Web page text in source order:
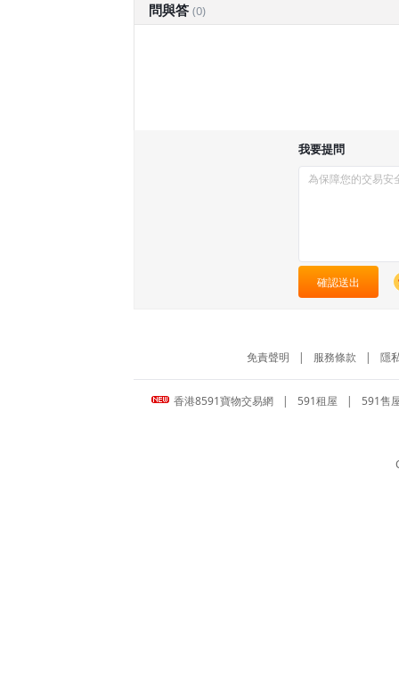
問與答 (0)
我要提問
確認送出
免責聲明 | 服務條款 | 隱
香港8591寶物交易網 | 591租屋 | 591售